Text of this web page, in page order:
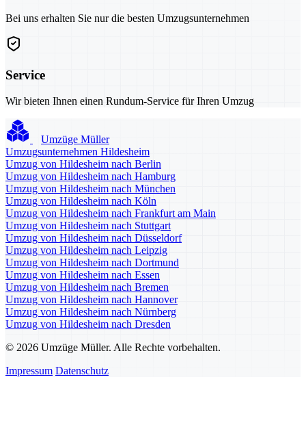
Bei uns erhalten Sie nur die besten Umzugsunternehmen
Service
Wir bieten Ihnen einen Rundum-Service für Ihren Umzug
Umzüge Müller
Umzugsunternehmen Hildesheim
Umzug von Hildesheim nach Berlin
Umzug von Hildesheim nach Hamburg
Umzug von Hildesheim nach München
Umzug von Hildesheim nach Köln
Umzug von Hildesheim nach Frankfurt am Main
Umzug von Hildesheim nach Stuttgart
Umzug von Hildesheim nach Düsseldorf
Umzug von Hildesheim nach Leipzig
Umzug von Hildesheim nach Dortmund
Umzug von Hildesheim nach Essen
Umzug von Hildesheim nach Bremen
Umzug von Hildesheim nach Hannover
Umzug von Hildesheim nach Nürnberg
Umzug von Hildesheim nach Dresden
© 2026 Umzüge Müller. Alle Rechte vorbehalten.
Impressum Datenschutz